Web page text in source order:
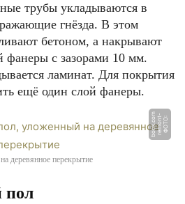
трубы укладываются в
гнёзда. В этом
бетоном, а накрывают
фанеры с зазорами 10 мм.
ламинат. Для покрытия
ещё один слой фанеры.
Ф
О
Т
О:
r
e
m
o
n
t
-b
o
o
k.
c
o
m
деревянное перекрытие
пол